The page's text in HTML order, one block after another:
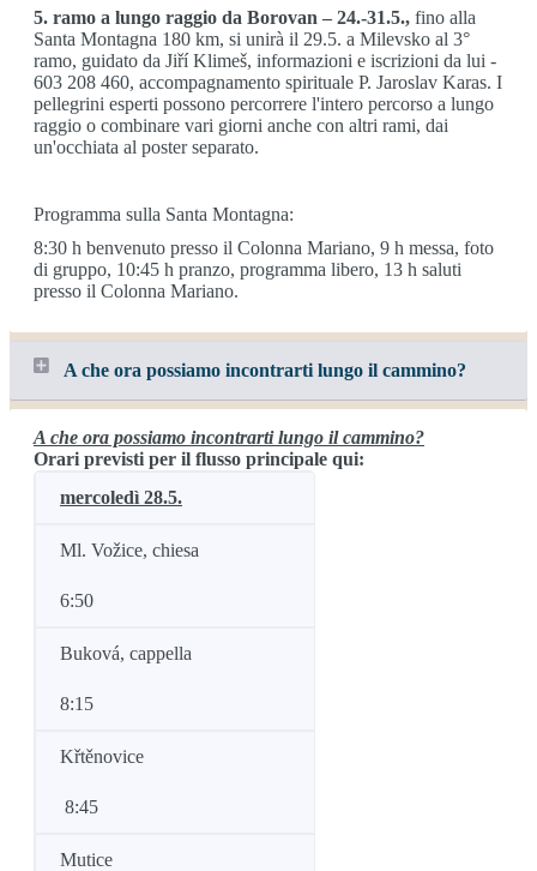
5. ramo a lungo raggio da Borovan – 24.-31.5., fino alla
Santa Montagna 180 km, si unirà il 29.5. a Milevsko al 3°
ramo, guidato da Jiří Klimeš, informazioni e iscrizioni da lui -
603 208 460, accompagnamento spirituale P. Jaroslav Karas. I
pellegrini esperti possono percorrere l'intero percorso a lungo
raggio o combinare vari giorni anche con altri rami, dai
un'occhiata al poster separato.
Programma sulla Santa Montagna:
8:30 h benvenuto presso il Colonna Mariano, 9 h messa, foto
di gruppo, 10:45 h pranzo, programma libero, 13 h saluti
presso il Colonna Mariano.
A che ora possiamo incontrarti lungo il cammino?
A che ora possiamo incontrarti lungo il cammino?
Orari previsti per il flusso principale qui:
mercoledì 28.5.
Ml. Vožice, chiesa
6:50
Buková, cappella
8:15
Křtěnovice
8:45
Mutice